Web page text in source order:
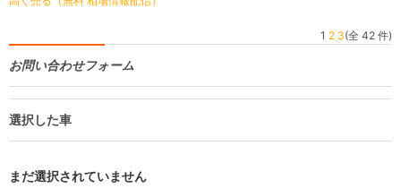
1 2 3(全 42 件)
お問い合わせフォーム
選択した車
まだ選択されていません